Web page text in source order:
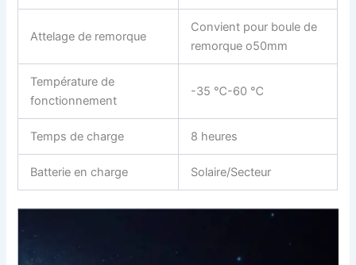
Attelage de remorque
Convient pour boule de
remorque o50mm
Température de
fonctionnement
-35 ℃-60 ℃
Temps de charge 8 heures
Batterie en charge Solaire/Secteur